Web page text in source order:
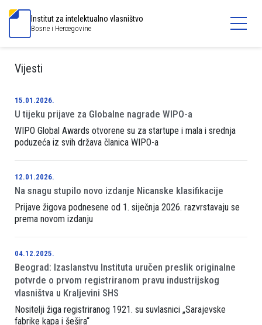
Institut za intelektualno vlasništvo
Bosne i Hercegovine
Vijesti
15.01.2026.
U tijeku prijave za Globalne nagrade WIPO-a
WIPO Global Awards otvorene su za startupe i mala i srednja
poduzeća iz svih država članica WIPO-a
12.01.2026.
Na snagu stupilo novo izdanje Nicanske klasifikacije
Prijave žigova podnesene od 1. siječnja 2026. razvrstavaju se
prema novom izdanju
04.12.2025.
Beograd: Izaslanstvu Instituta uručen preslik originalne
potvrde o prvom registriranom pravu industrijskog
vlasništva u Kraljevini SHS
Nositelji žiga registriranog 1921. su suvlasnici „Sarajevske
fabrike kapa i šešira“